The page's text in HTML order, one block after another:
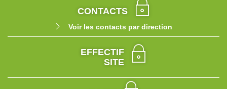
CONTACTS
Voir les contacts par direction
EFFECTIF
SITE